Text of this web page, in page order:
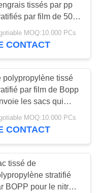
13
de
tissés par pp
par film de 50kg
avec l'insertion de
de PE
MOQ:10.000 PCs
CONTACT
polypropylène tissé
par film de Bopp
les sacs qui
MOQ:10.000 PCs
CONTACT
tissé de
stratifié
BOPP pour le nitrate